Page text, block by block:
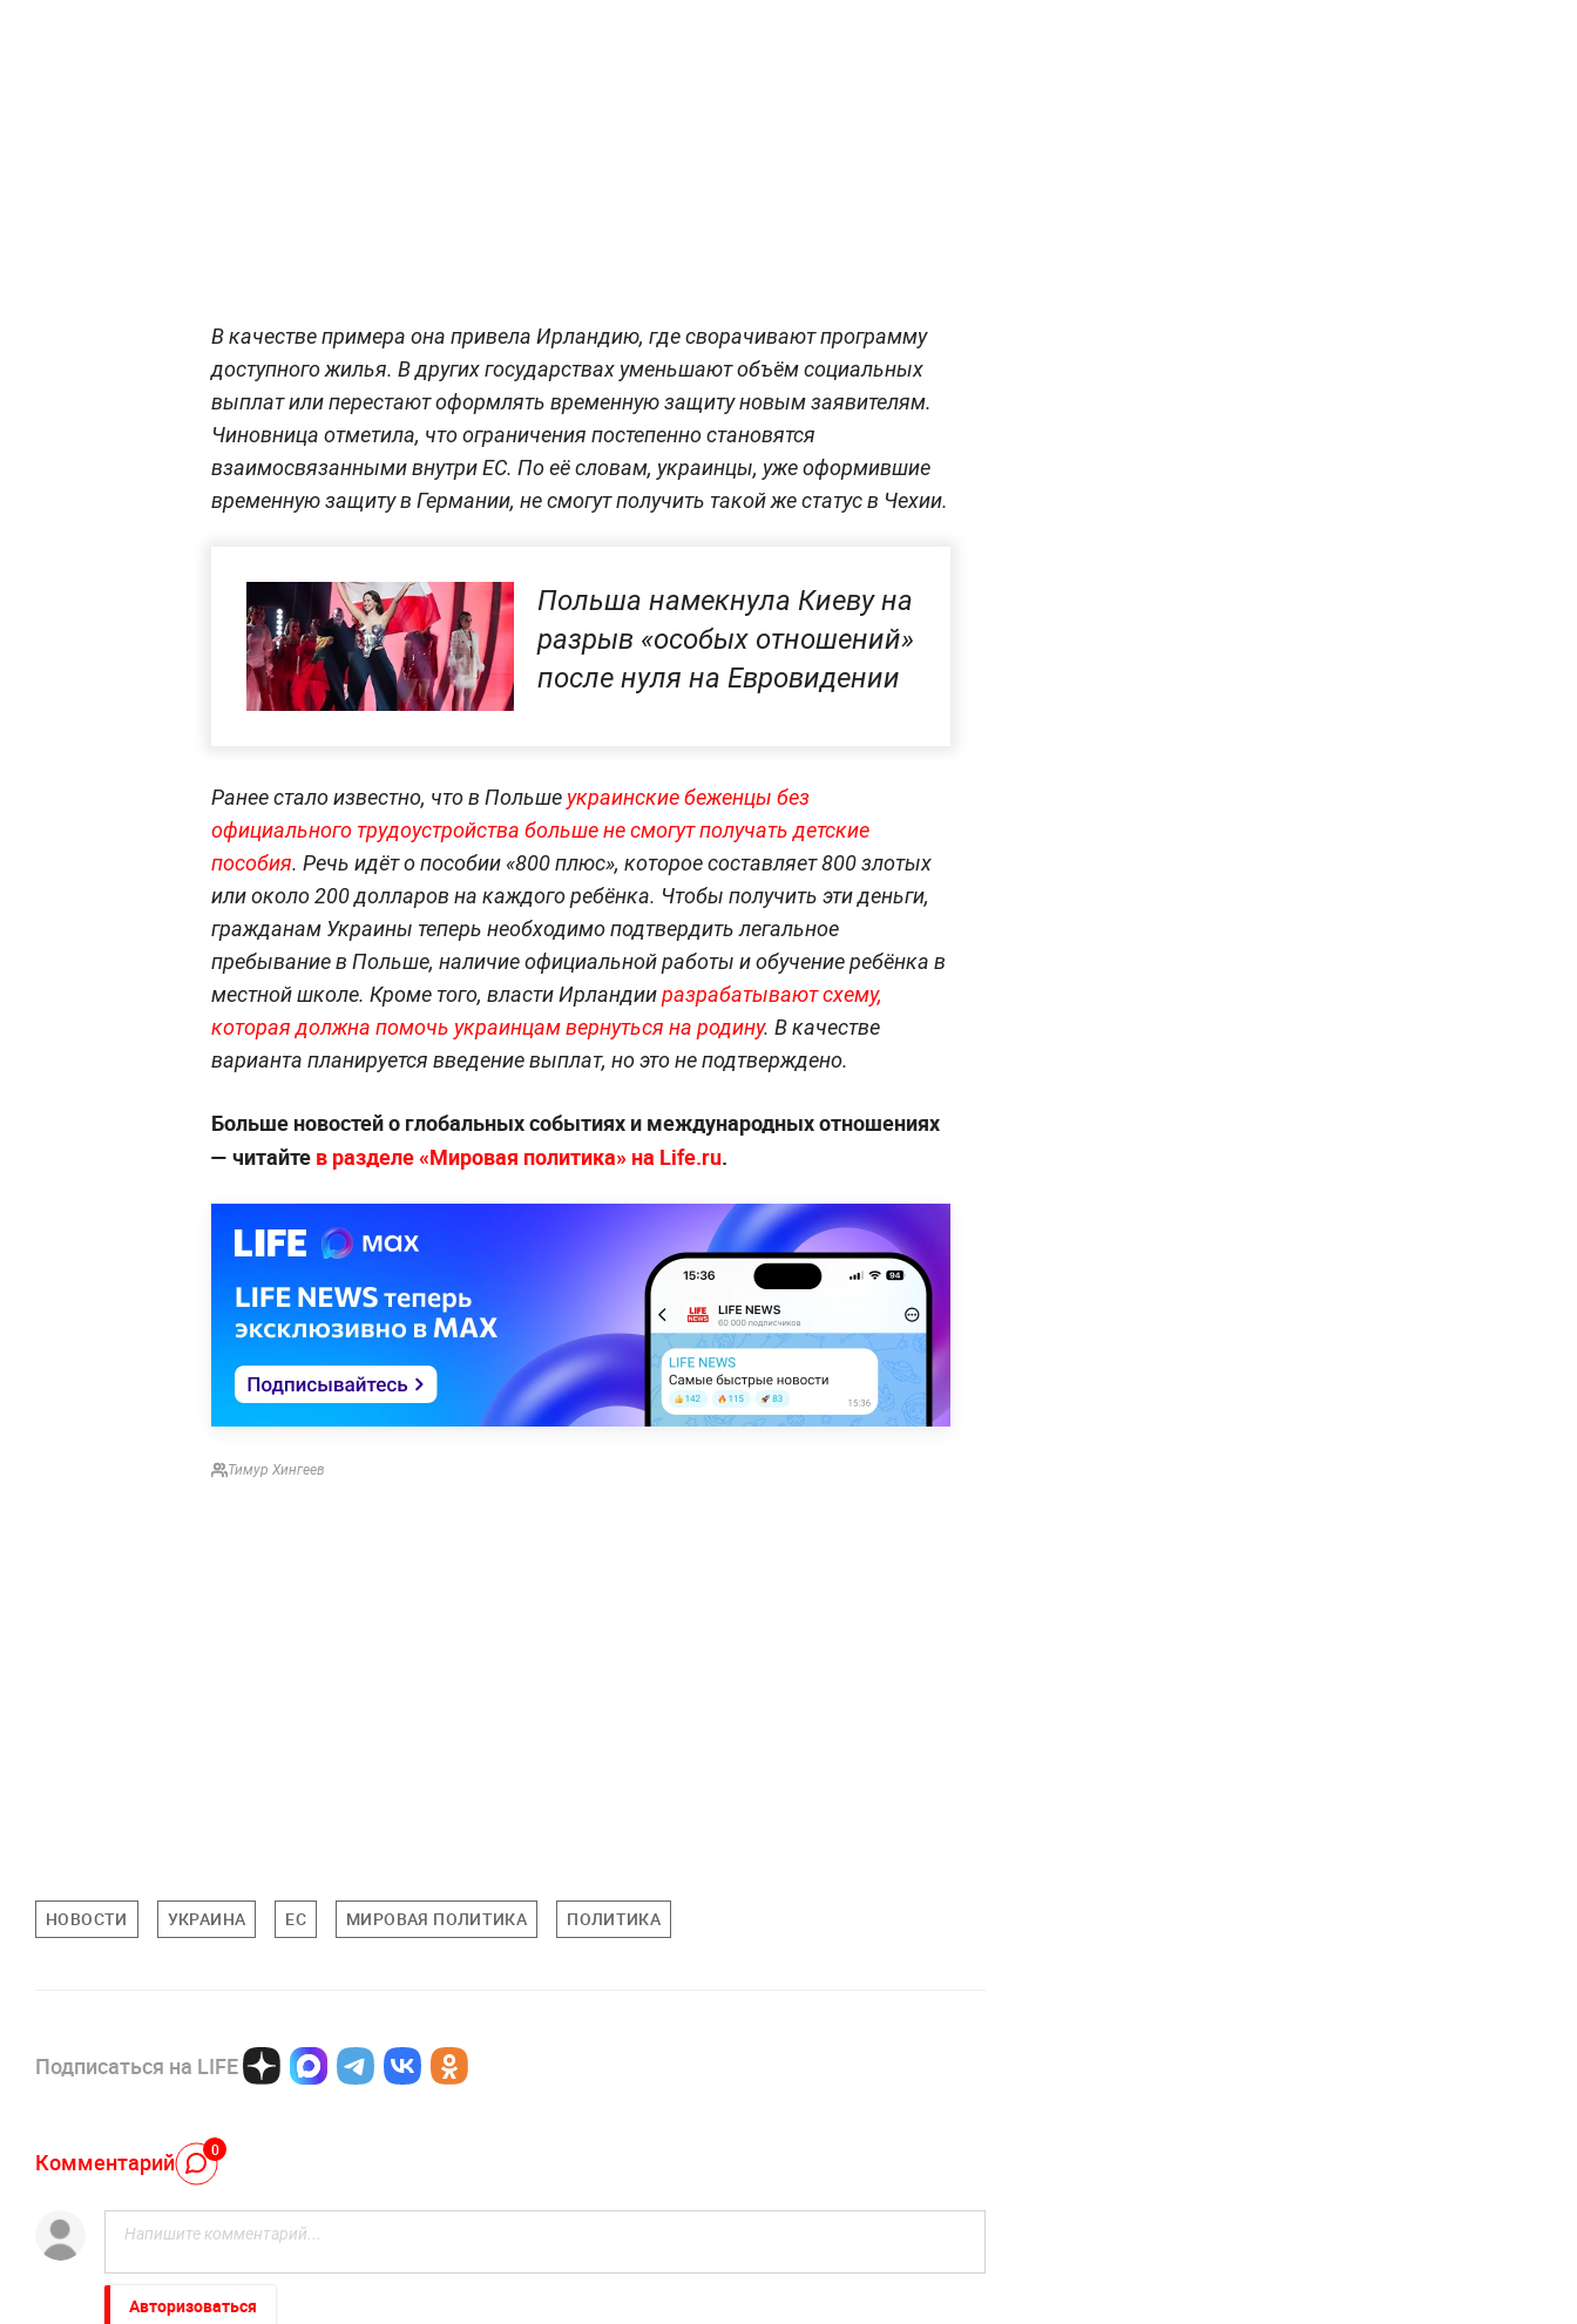
В качестве примера она привела Ирландию, где сворачивают программу
доступного жилья. В других государствах уменьшают объём социальных
выплат или перестают оформлять временную защиту новым заявителям.
Чиновница отметила, что ограничения постепенно становятся
взаимосвязанными внутри ЕС. По её словам, украинцы, уже оформившие
временную защиту в Германии, не смогут получить такой же статус в Чехии.
Польша намекнула Киеву на
разрыв «особых отношений»
после нуля на Евровидении
Ранее стало известно, что в Польше украинские беженцы без
официального трудоустройства больше не смогут получать детские
пособия. Речь идёт о пособии «800 плюс», которое составляет 800 злотых
или около 200 долларов на каждого ребёнка. Чтобы получить эти деньги,
гражданам Украины теперь необходимо подтвердить легальное
пребывание в Польше, наличие официальной работы и обучение ребёнка в
местной школе. Кроме того, власти Ирландииразрабатывают схему,
которая должна помочь украинцам вернуться на родину. В качестве
варианта планируется введение выплат, но это не подтверждено.
Больше новостей о глобальных событиях и международных отношениях
— читайте в разделе «Мировая политика» на Life.ru.
Тимур Хингеев
НОВОСТИ УКРАИНА ЕС МИРОВАЯ ПОЛИТИКА ПОЛИТИКА
Подписаться на LIFE
Комментарий 0
Авторизоваться